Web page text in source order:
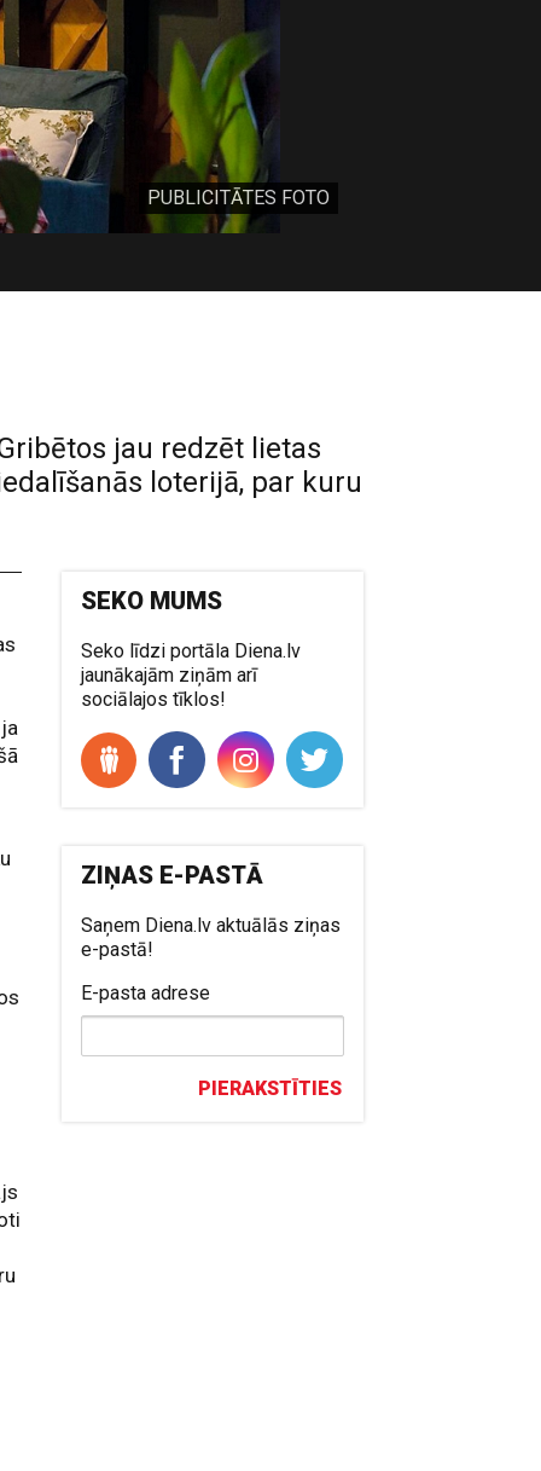
PUBLICITĀTES FOTO
jau redzēt lietas
loterijā, par kuru
SEKO MUMS
Seko līdzi portāla Diena.lv
jaunākajām ziņām arī
sociālajos tīklos!
ZIŅAS E-PASTĀ
Saņem Diena.lv aktuālās ziņas
e-pastā!
E-pasta adrese
PIERAKSTĪTIES